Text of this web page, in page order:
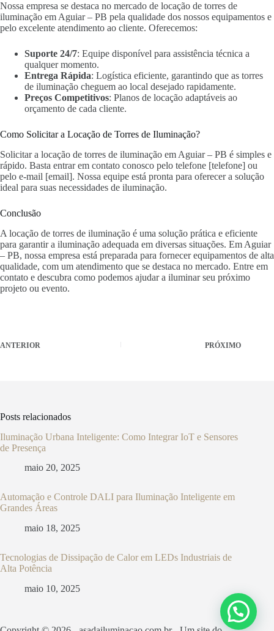
Nossa empresa se destaca no mercado de locação de torres de
iluminação em Aguiar – PB pela qualidade dos nossos equipamentos e
pelo excelente atendimento ao cliente. Oferecemos:
Suporte 24/7: Equipe disponível para assistência técnica a
qualquer momento.
Entrega Rápida: Logística eficiente, garantindo que as torres
de iluminação cheguem ao local desejado rapidamente.
Preços Competitivos: Planos de locação adaptáveis ao
orçamento de cada cliente.
Como Solicitar a Locação de Torres de Iluminação?
Solicitar a locação de torres de iluminação em Aguiar – PB é simples e
rápido. Basta entrar em contato conosco pelo telefone [telefone] ou
pelo e-mail [email]. Nossa equipe está pronta para oferecer a solução
ideal para suas necessidades de iluminação.
Conclusão
A locação de torres de iluminação é uma solução prática e eficiente
para garantir a iluminação adequada em diversas situações. Em Aguiar
– PB, nossa empresa está preparada para fornecer equipamentos de alta
qualidade, com um atendimento que se destaca no mercado. Entre em
contato e descubra como podemos ajudar a iluminar seu próximo
projeto ou evento.
ANTERIOR PRÓXIMO
Posts relacionados
Iluminação Urbana Inteligente: Como Integrar IoT e Sensores
de Presença
maio 20, 2025
Automação e Controle DALI para Iluminação Inteligente em
Grandes Áreas
maio 18, 2025
Tecnologias de Dissipação de Calor em LEDs Industriais de
Alta Potência
maio 10, 2025